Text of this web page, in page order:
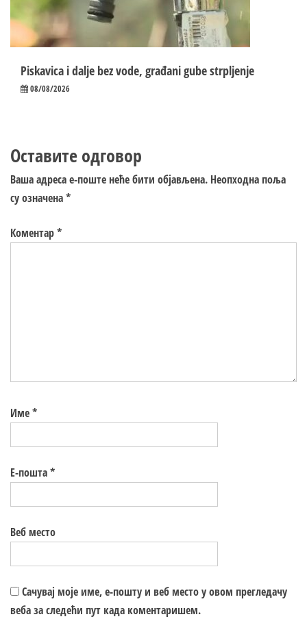
Piskavica i dalje bez vode, građani gube strpljenje
08/08/2026
Оставите одговор
Ваша адреса е-поште неће бити објављена. Неопходна поља
су означена*
Коментар*
Име*
Е-пошта*
Веб место
Сачувај моје име, е-пошту и веб место у овом прегледачу
веба за следећи пут када коментаришем.